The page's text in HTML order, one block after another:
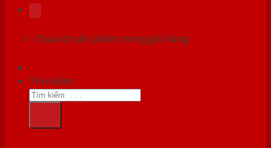
Chưa có sản phẩm trong giỏ hàng.
Tìm kiếm: